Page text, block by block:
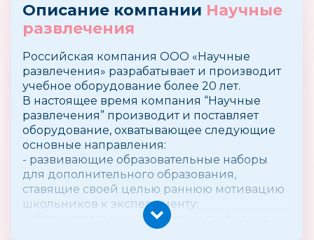
Описание компании Научные
развлечения
Российская компания ООО «Научные
развлечения» разрабатывает и производит
учебное оборудование более 20 лет.
В настоящее время компания “Научные
развлечения” производит и поставляет
оборудование, охватывающее следующие
основные направления:
- развивающие образовательные наборы
для дополнительного образования,
ставящие своей целью раннюю мотивацию
школьников к эксперименту;
- образовательные комплексы по физике,
химии, биологии, экологии, физиологии;